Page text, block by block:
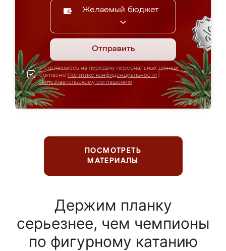
Желаемый бюджет
Отправить
Я соглашаюсь на передачу персональных данных
согласно Политике конфиденциальности
Пользовательскому соглашению
ПОСМОТРЕТЬ
МАТЕРИАЛЫ
Держим планку
серьезнее, чем чемпионы
по фигурному катанию